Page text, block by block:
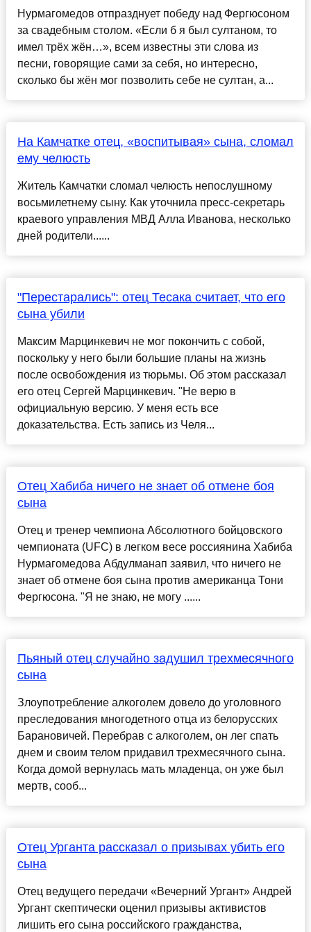
Нурмагомедов отпразднует победу над Фергюсоном
за свадебным столом. «Если б я был султаном, то
имел трёх жён…», всем известны эти слова из
песни, говорящие сами за себя, но интересно,
сколько бы жён мог позволить себе не султан, а...
На Камчатке отец, «воспитывая» сына, сломал
ему челюсть
Житель Камчатки сломал челюсть непослушному
восьмилетнему сыну. Как уточнила пресс-секретарь
краевого управления МВД Алла Иванова, несколько
дней родители......
"Перестарались": отец Тесака считает, что его
сына убили
Максим Марцинкевич не мог покончить с собой,
поскольку у него были большие планы на жизнь
после освобождения из тюрьмы. Об этом рассказал
его отец Сергей Марцинкевич. "Не верю в
официальную версию. У меня есть все
доказательства. Есть запись из Челя...
Отец Хабиба ничего не знает об отмене боя
сына
Отец и тренер чемпиона Абсолютного бойцовского
чемпионата (UFC) в легком весе россиянина Хабиба
Нурмагомедова Абдулманап заявил, что ничего не
знает об отмене боя сына против американца Тони
Фергюсона. "Я не знаю, не могу ......
Пьяный отец случайно задушил трехмесячного
сына
Злоупотребление алкоголем довело до уголовного
преследования многодетного отца из белорусских
Барановичей. Перебрав с алкоголем, он лег спать
днем и своим телом придавил трехмесячного сына.
Когда домой вернулась мать младенца, он уже был
мертв, сооб...
Отец Урганта рассказал о призывах убить его
сына
Отец ведущего передачи «Вечерний Ургант» Андрей
Ургант скептически оценил призывы активистов
лишить его сына российского гражданства,